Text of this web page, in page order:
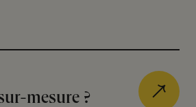
mesure ?